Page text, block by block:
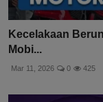
Kecelakaan
Mobi...
Mar 11, 2026 0 425